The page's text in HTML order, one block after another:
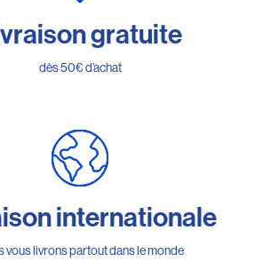
gratuite
dès 50€ d’achat
internationale
vous livrons partout dans le monde